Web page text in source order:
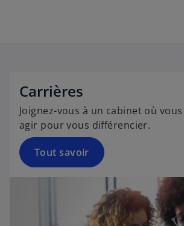
Carrières
Joignez-vous à un cabinet où
agir pour vous différencier.
Tout savoir